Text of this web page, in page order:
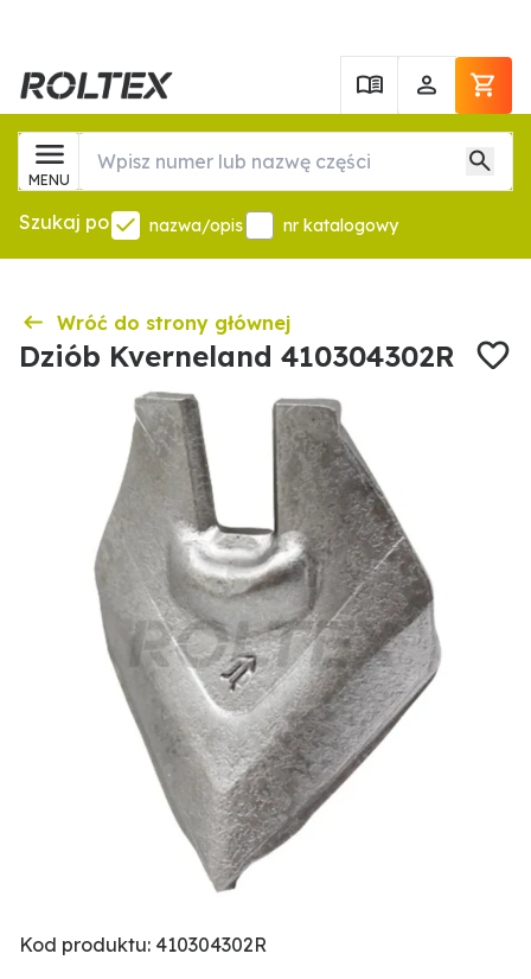
MENU
Szukaj po nazwa/opis nr katalogowy
Wróć do strony głównej
Dziób Kverneland 410304302R
Kod produktu: 410304302R